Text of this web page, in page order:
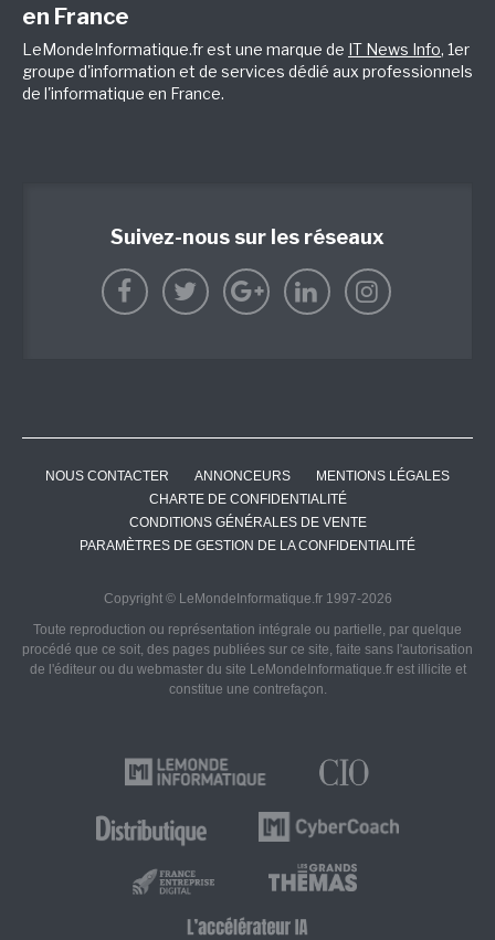
en France
LeMondeInformatique.fr est une marque de IT News Info, 1er
groupe d'information et de services dédié aux professionnels
de l'informatique en France.
Suivez-nous sur les réseaux
NOUS CONTACTER ANNONCEURS
MENTIONS LÉGALES
CHARTE DE CONFIDENTIALITÉ
CONDITIONS GÉNÉRALES DE VENTE
PARAMÈTRES DE GESTION DE LA CONFIDENTIALITÉ
Copyright © LeMondeInformatique.fr 1997-2026
Toute reproduction ou représentation intégrale ou partielle, par quelque
procédé que ce soit, des pages publiées sur ce site, faite sans l'autorisation
de l'éditeur ou du webmaster du site LeMondeInformatique.fr est illicite et
constitue une contrefaçon.